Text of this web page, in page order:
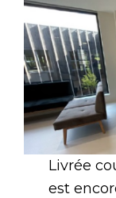
Livrée
est